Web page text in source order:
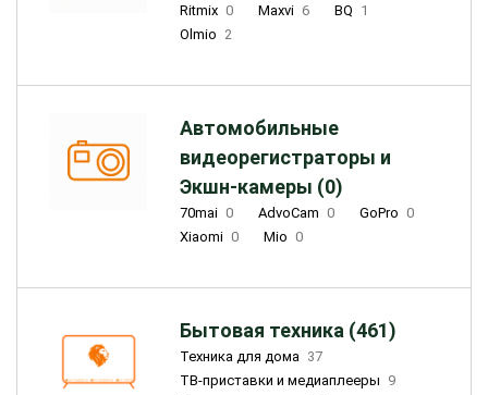
Ritmix 0 Maxvi 6 BQ 1
Olmio 2
Автомобильные
видеорегистраторы и
Экшн-камеры (0)
70mai 0 AdvoCam 0 GoPro 0
Xiaomi 0 Mio 0
Бытовая техника (461)
Техника для дома 37
ТВ-приставки и медиаплееры 9